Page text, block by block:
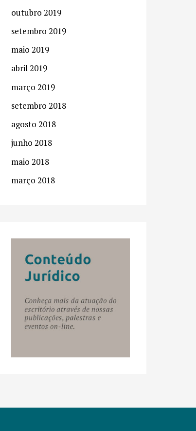
outubro 2019
setembro 2019
maio 2019
abril 2019
março 2019
setembro 2018
agosto 2018
junho 2018
maio 2018
março 2018